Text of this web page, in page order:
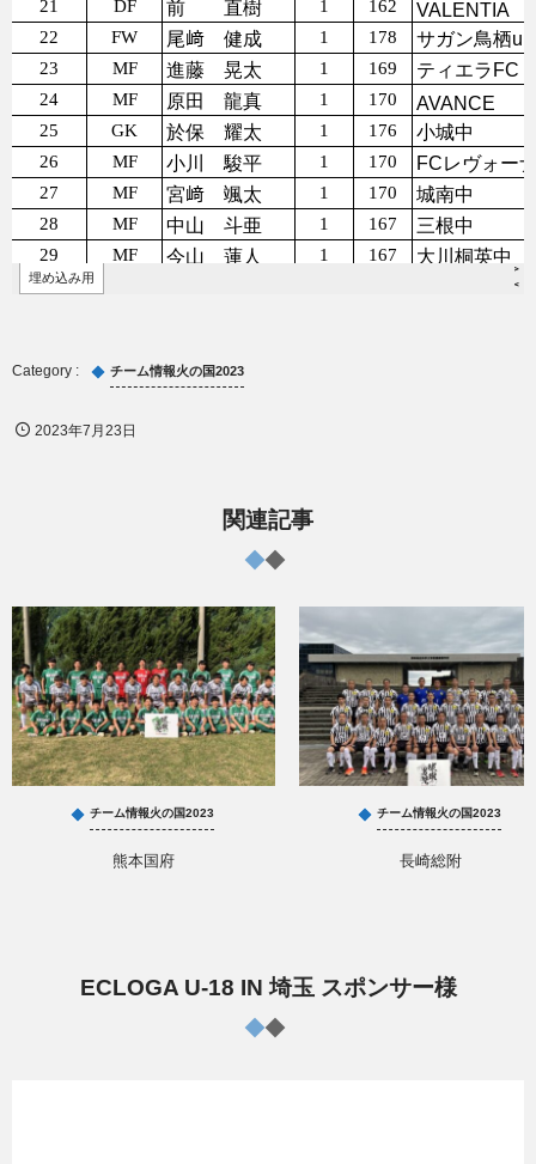
チーム情報火の国2023
2023年7月23日
関連記事
チーム情報火の国2023
熊本国府
チーム情報火の国2023
長崎総附
ECLOGA U-18 IN 埼玉 スポンサー様